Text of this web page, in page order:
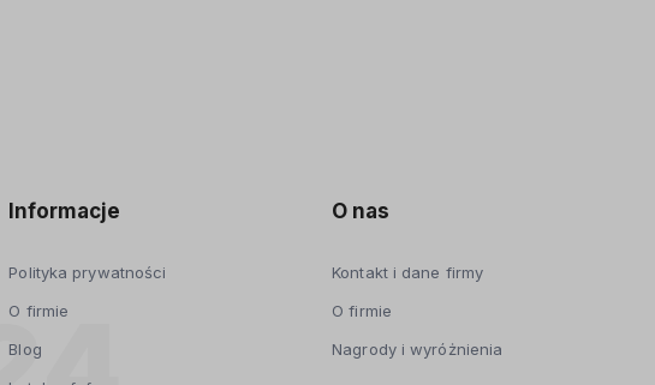
Informacje
Polityka prywatności
O firmie
Blog
O nas
Kontakt i dane firmy
O firmie
Nagrody i wyróżnienia